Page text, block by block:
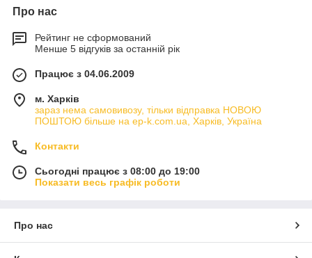
Про нас
Рейтинг не сформований
Менше 5 відгуків за останній рік
Працює з 04.06.2009
м. Харків
зараз нема самовивозу, тільки відправка НОВОЮ
ПОШТОЮ більше на ep-k.com.ua, Харків, Україна
Контакти
Сьогодні працює з 08:00 до 19:00
Показати весь графік роботи
Про нас